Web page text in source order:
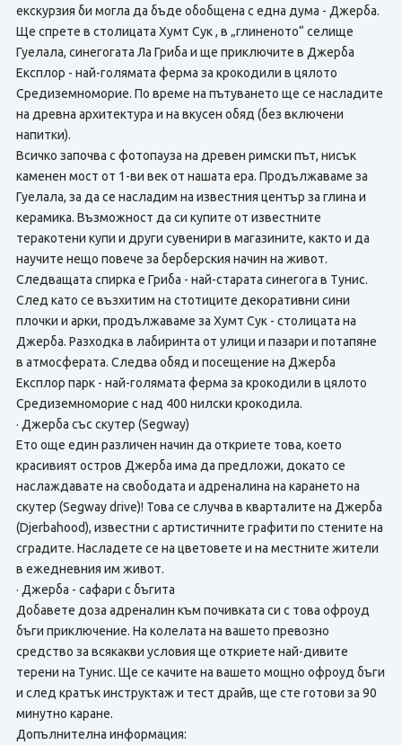
екскурзия би могла да бъде обобщена с една дума - Джерба.
Ще спрете в столицата Хумт Сук , в „глиненото“ селище
Гуелала, синегогата Ла Гриба и ще приключите в Джерба
Експлор - най-голямата ферма за крокодили в цялото
Средиземноморие. По време на пътуването ще се насладите
на древна архитектура и на вкусен обяд (без включени
напитки).
Всичко започва с фотопауза на древен римски път, нисък
каменен мост от 1-ви век от нашата ера. Продължаваме за
Гуелала, за да се насладим на известния център за глина и
керамика. Възможност да си купите от известните
теракотени купи и други сувенири в магазините, както и да
научите нещо повече за берберския начин на живот.
Следващата спирка е Гриба - най-старата синегога в Тунис.
След като се възхитим на стотиците декоративни сини
плочки и арки, продължаваме за Хумт Сук - столицата на
Джерба. Разходка в лабиринта от улици и пазари и потапяне
в атмосферата. Следва обяд и посещение на Джерба
Експлор парк - най-голямата ферма за крокодили в цялото
Средиземноморие с над 400 нилски крокодила.
· Джерба със скутер (Segway)
Ето още един различен начин да откриете това, което
красивият остров Джерба има да предложи, докато се
наслаждавате на свободата и адреналина на карането на
скутер (Segway drive)! Това се случва в кварталите на Джерба
(Djerbahood), известни с артистичните графити по стените на
сградите. Насладете се на цветовете и на местните жители
в ежедневния им живот.
· Джерба - сафари с бъгита
Добавете доза адреналин към почивката си с това офроуд
бъги приключение. На колелата на вашето превозно
средство за всякакви условия ще откриете най-дивите
терени на Тунис. Ще се качите на вашето мощно офроуд бъги
и след кратък инструктаж и тест драйв, ще сте готови за 90
минутно каране.
Допълнителна информация: